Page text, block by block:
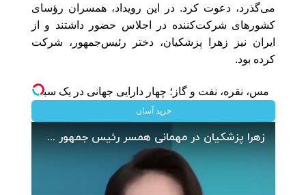
می‌گذرد، دعوت کرد. در این رویداد، همسران رؤسای
کشورهای شرکت‌کننده در اجلاس حضور داشتند و از
ایران نیز زهرا پزشکیان، دختر رئیس‌جمهور، شرکت
کرده بود.
مس، نقره، نفت و گاز؛ چهار دارایی جهانی در یک سبد
خرید آسان